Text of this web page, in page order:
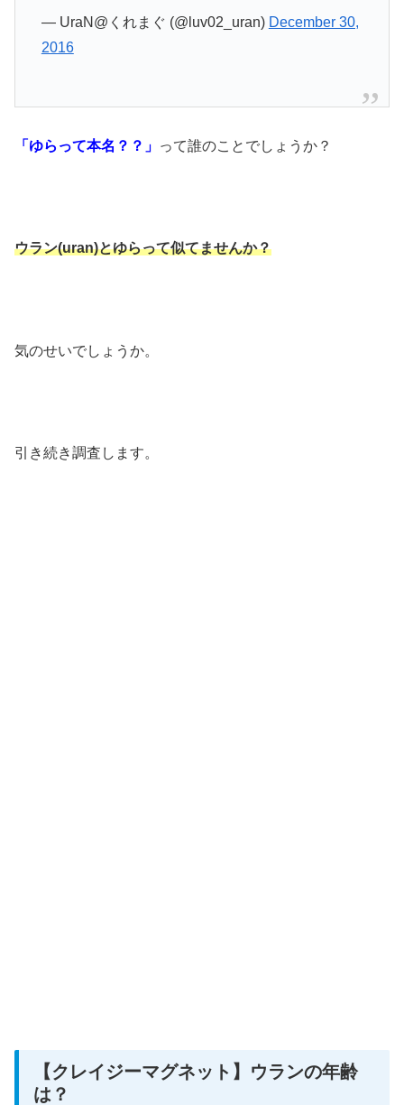
— UraN@くれまぐ (@luv02_uran) December 30,
2016
「ゆらって本名？？」 って誰のことでしょうか？
ウラン(uran)とゆらって似てませんか？
気のせいでしょうか。
引き続き調査します。
【クレイジーマグネット】ウランの年齢
は？